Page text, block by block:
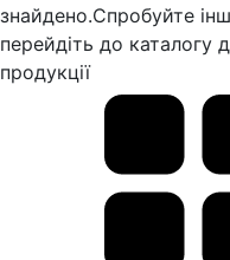
знайдено.Спробуйте
перейдіть до каталогу
продукції